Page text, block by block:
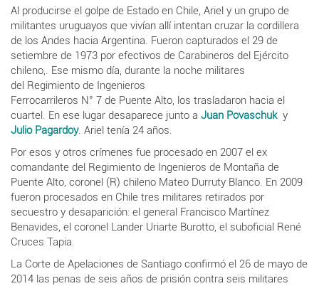
Al producirse el golpe de Estado en Chile, Ariel y un grupo de
militantes uruguayos que vivían allí intentan cruzar la cordillera
de los Andes hacia Argentina. Fueron capturados el 29 de
setiembre de 1973 por efectivos de Carabineros del Ejército
chileno,. Ese mismo día, durante la noche militares
del Regimiento de Ingenieros
Ferrocarrileros N° 7 de Puente Alto, los trasladaron hacia el
cuartel. En ese lugar desaparece junto a Juan Povaschuky
Julio Pagardoy. Ariel tenía 24 años.
Por esos y otros crímenes fue procesado en 2007 el ex
comandante del Regimiento de Ingenieros de Montaña de
Puente Alto, coronel (R) chileno Mateo Durruty Blanco. En 2009
fueron procesados en Chile tres militares retirados por
secuestro y desaparición: el general Francisco Martínez
Benavides, el coronel Lander Uriarte Burotto, el suboficial René
Cruces Tapia.
La Corte de Apelaciones de Santiago confirmó el 26 de mayo de
2014 las penas de seis años de prisión contra seis militares